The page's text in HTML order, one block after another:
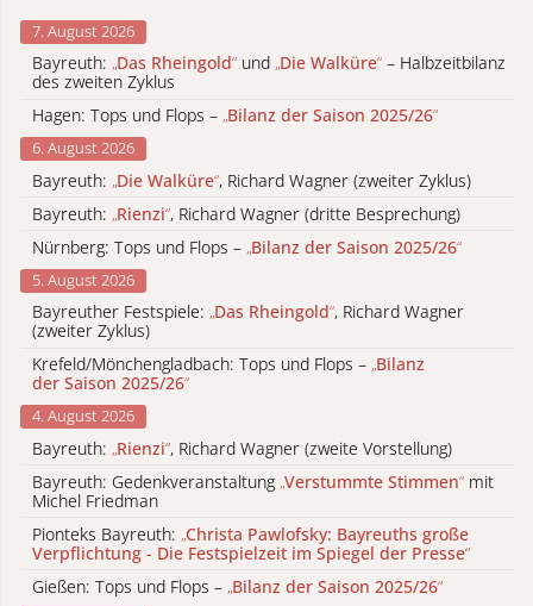
7. August 2026
Bayreuth: „Das Rheingold“ und „Die Walküre“ – Halbzeitbilanz
des zweiten Zyklus
Hagen: Tops und Flops – „Bilanz der Saison 2025/26“
6. August 2026
Bayreuth: „Die Walküre“, Richard Wagner (zweiter Zyklus)
Bayreuth: „Rienzi“, Richard Wagner (dritte Besprechung)
Nürnberg: Tops und Flops – „Bilanz der Saison 2025/26“
5. August 2026
Bayreuther Festspiele: „Das Rheingold“, Richard Wagner
(zweiter Zyklus)
Krefeld/Mönchengladbach: Tops und Flops – „Bilanz
der Saison 2025/26“
4. August 2026
Bayreuth: „Rienzi“, Richard Wagner (zweite Vorstellung)
Bayreuth: Gedenkveranstaltung „Verstummte Stimmen“ mit
Michel Friedman
Pionteks Bayreuth: „Christa Pawlofsky: Bayreuths große
Verpflichtung - Die Festspielzeit im Spiegel der Presse“
Gießen: Tops und Flops – „Bilanz der Saison 2025/26“